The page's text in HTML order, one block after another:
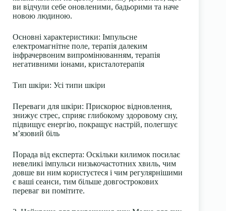
ви відчули себе оновленими, бадьорими та наче
новою людиною.
Основні характеристики: Імпульсне
електромагнітне поле, терапія далеким
інфрачервоним випромінюванням, терапія
негативними іонами, кристалотерапія
Тип шкіри: Усі типи шкіри
Переваги для шкіри: Прискорює відновлення,
знижує стрес, сприяє глибокому здоровому сну,
підвищує енергію, покращує настрій, полегшує
м’язовий біль
Порада від експерта: Оскільки килимок посилає
невеликі імпульси низькочастотних хвиль, чим
довше ви ним користуєтеся і чим регулярнішими
є ваші сеанси, тим більше довгострокових
переваг ви помітите.